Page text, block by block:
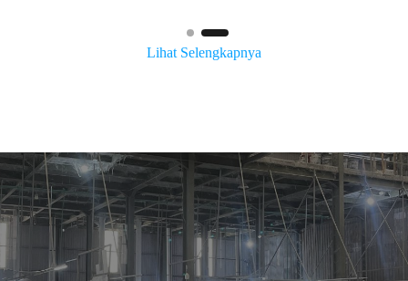
Lihat Selengkapnya